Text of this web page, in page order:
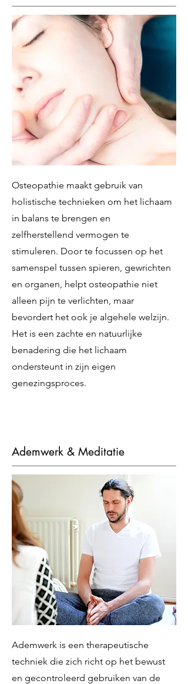
Osteopathie maakt gebruik van
holistische technieken om het lichaam
in balans te brengen en
zelfherstellend vermogen te
stimuleren. Door te focussen op het
samenspel tussen spieren, gewrichten
en organen, helpt osteopathie niet
alleen pijn te verlichten, maar
bevordert het ook je algehele welzijn.
Het is een zachte en natuurlijke
benadering die het lichaam
ondersteunt in zijn eigen
genezingsproces.
Ademwerk & Meditatie
Ademwerk is een therapeutische
techniek die zich richt op het bewust
en gecontroleerd gebruiken van de